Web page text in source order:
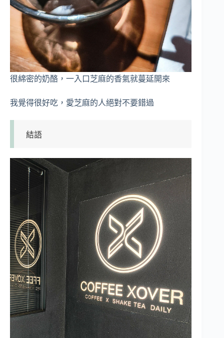
很綿密的奶酪，一入口芝麻的香氣就蔓延開來
我覺得很好吃，愛芝麻的人絕對不要錯過
結語